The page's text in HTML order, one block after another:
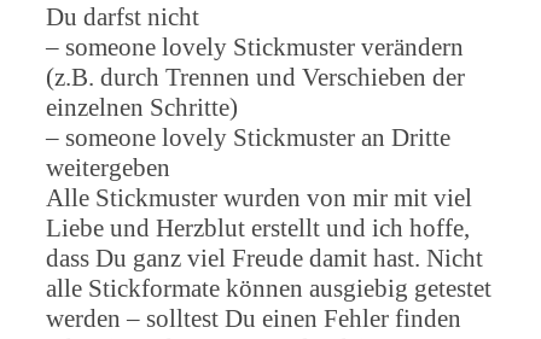
Du darfst nicht
– someone lovely Stickmuster verändern
(z.B. durch Trennen und Verschieben der
einzelnen Schritte)
– someone lovely Stickmuster an Dritte
weitergeben
Alle Stickmuster wurden von mir mit viel
Liebe und Herzblut erstellt und ich hoffe,
dass Du ganz viel Freude damit hast. Nicht
alle Stickformate können ausgiebig getestet
werden – solltest Du einen Fehler finden